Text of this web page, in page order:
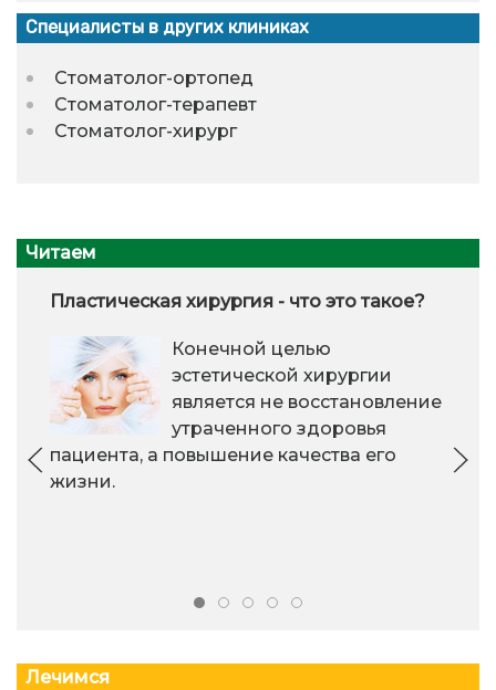
Специалисты в других клиниках
Стоматолог-ортопед
Стоматолог-терапевт
Стоматолог-хирург
Читаем
Пластическая хирургия - что это такое?
Конечной целью
эстетической хирургии
является не восстановление
утраченного здоровья
пациента, а повышение качества его
жизни.
Лечимся